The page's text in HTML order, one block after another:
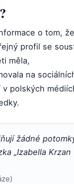
o tom,
profil se
měla,
na
v polských
žádné
„Izabella Krzan